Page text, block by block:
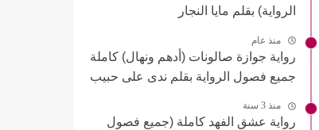
الرواية) بقلم مايا النجار
منذ عام
رواية جوازة صالونات (أدهم ونهال) كاملة
جميع فصول الرواية بقلم ندى على حبيب
منذ 3 سنة
رواية عشق الفهد كاملة (جميع فصول